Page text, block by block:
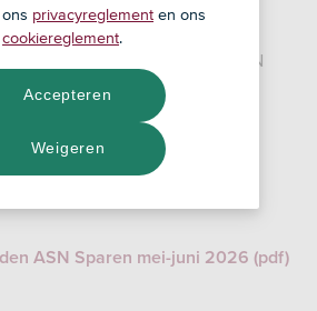
Je hoeft voor het openen van ASN
bij ons te hebben of te
natuurlijk wel.
in de actievoorwaarden:
ASN Sparen mei-juni 2026 (pdf)
privacyreglement en ons
cookiereglement.
Weigeren
Accepteren